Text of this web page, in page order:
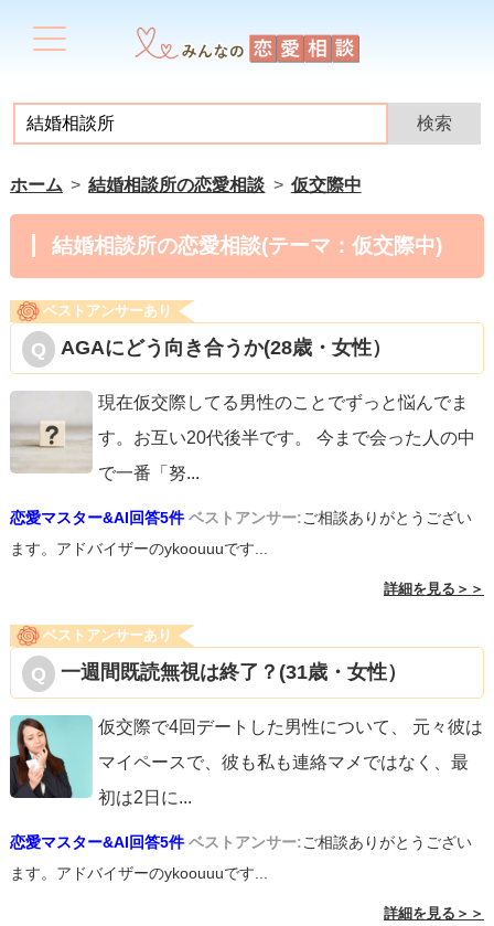
ホーム 結婚相談所の恋愛相談 仮交際中
結婚相談所の恋愛相談(テーマ：仮交際中)
ベストアンサーあり
AGAにどう向き合うか(28歳・女性）
現在仮交際してる男性のことでずっと悩んでま
す。お互い20代後半です。 今まで会った人の中
で一番「努...
恋愛マスター&AI回答5件 ベストアンサー:ご相談ありがとうござい
ます。アドバイザーのykoouuuです...
詳細を見る＞＞
ベストアンサーあり
一週間既読無視は終了？(31歳・女性）
仮交際で4回デートした男性について、 元々彼は
マイペースで、彼も私も連絡マメではなく、最
初は2日に...
恋愛マスター&AI回答5件 ベストアンサー:ご相談ありがとうござい
ます。アドバイザーのykoouuuです...
詳細を見る＞＞